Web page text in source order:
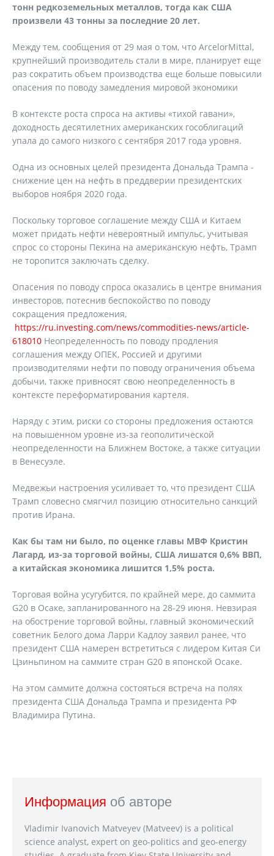
тонн редкоземельных металлов, тогда как США
произвели 43 тонны за последние 20 лет.
Между тем, сообщения от 29 мая о том, что ArcelorMittal,
крупнейший производитель стали в мире, планирует еще
раз сократить объем производства еще больше повысили
опасения по поводу замедления мировой экономики
В контексте роста спроса на активы «тихой гавани»,
доходность десятилетних американских гособлигаций
упала до самого низкого с сентября 2017 года уровня.
Одна из основных целей президента Дональда Трампа -
снижение цен на нефть в преддверии президентских
выборов ноября 2020 года.
Поскольку торговое соглашение между США и Китаем
может придать нефти невероятный импульс, учитывая
спрос со стороны Пекина на американскую нефть, Трамп
не торопится заключать сделку.
Опасения по поводу спроса оказались в центре внимания
инвесторов, потеснив беспокойство по поводу
сокращения предложения,
https://ru.investing.com/news/commodities-news/article-
618010 Неопределенность по поводу продления
соглашения между ОПЕК, Россией и другими
производителями нефти по поводу ограничения объема
добычи, также привносят свою неопределенность в
контексте переформатирования картеля.
Наряду с этим, риски со стороны предложения остаются
на повышенном уровне из-за геополитической
неопределенности на Ближнем Востоке, а также ситуации
в Венесуэле.
Медвежьи настроения усиливает то, что президент США
Трамп словесно смягчил позицию относительно санкций
против Ирана.
Как бы там ни было, по оценке главы МВФ Кристин
Лагард, из-за торговой войны, США лишатся 0,6% ВВП,
а китайская экономика лишится 1,5% роста.
Торговая война усугубится, по крайней мере, до саммита
G20 в Осаке, запланированного на 28-29 июня. Невзирая
на обострение торговой войны, главный экономический
советник Белого дома Ларри Кадлоу заявил ранее, что
президент США намерен встретиться с лидером Китая Си
Цзиньпином на саммите стран G20 в японской Осаке.
На этом саммите должна состояться встреча на полях
президента США Дональда Трампа и президента РФ
Владимира Путина.
Информация об авторе
Vladimir Ivanovich Matveyev (Matveev) is a political
science analyst, expert on geo-politics and geo-energy